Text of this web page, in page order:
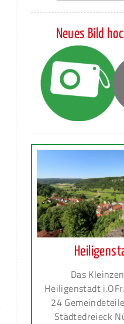
Neues Bild
Das
Heiligenstadt
24
Städtedreieck